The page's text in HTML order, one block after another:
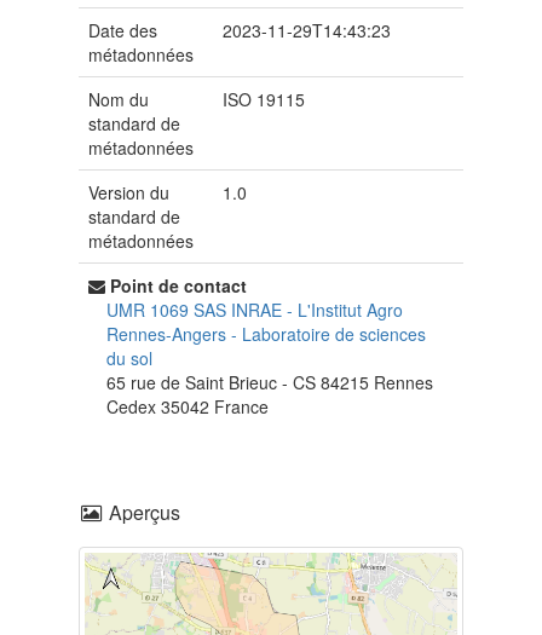
Date des
métadonnées
2023-11-29T14:43:23
Nom du
standard de
métadonnées
ISO 19115
Version du
standard de
métadonnées
1.0
Point de contact
UMR 1069 SAS INRAE - L'Institut Agro
Rennes-Angers - Laboratoire de sciences
du sol
65 rue de Saint Brieuc - CS 84215 Rennes
Cedex 35042 France
Aperçus